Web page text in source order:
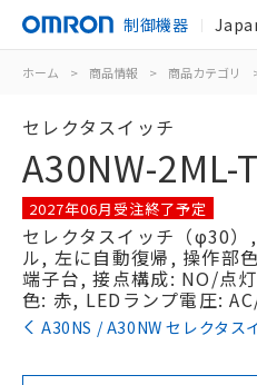
制御機器
ホーム > 商品情報 > 商品カテゴリ
セレクタスイッチ
A30NW-2ML-
2027年06月受注終了予定
セレクタスイッチ（φ30
ル, 左に自動復帰, 操作部
端子台, 接点構成: NO/点
色: 赤, LEDランプ電圧:
A30NS / A30NW セレクタス